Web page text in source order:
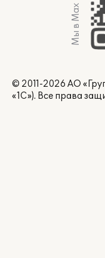
Мы в Max
© 2011-2026 АО
«1С»). Все права